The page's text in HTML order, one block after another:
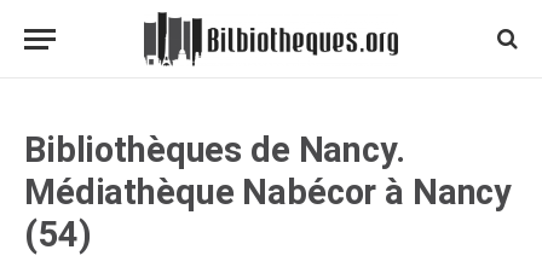
Bibliothèques de Nancy.
Médiathèque Nabécor à Nancy
(54)